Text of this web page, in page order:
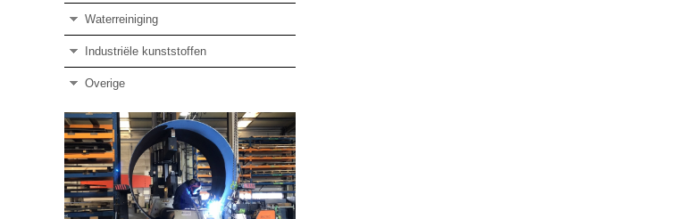
Waterreiniging
Industriële kunststoffen
Overige